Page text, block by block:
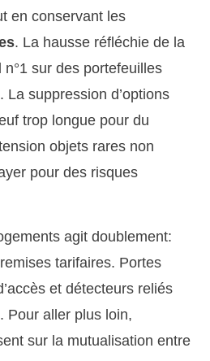
en conservant les
. La hausse réfléchie de la
n°1 sur des portefeuilles
suppression d’options
trop longue pour du
objets rares non
pour des risques
agit doublement:
tarifaires. Portes
et détecteurs reliés
Pour aller plus loin,
sur la mutualisation entre